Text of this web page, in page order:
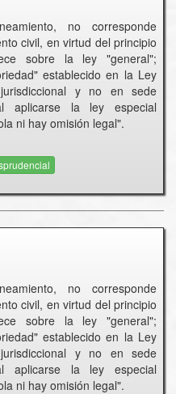
no corresponde
civil, en virtud del principio
sobre la ley "general";
establecido en la Ley
y no en sede
aplicarse la ley especial
ni hay omisión legal".
no corresponde
civil, en virtud del principio
sobre la ley "general";
establecido en la Ley
y no en sede
aplicarse la ley especial
ni hay omisión legal".